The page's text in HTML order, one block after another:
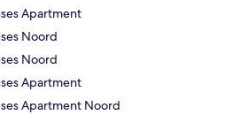
Apartment
Noord
Noord
Apartment
Apartment Noord